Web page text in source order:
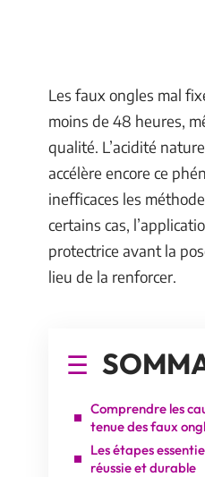
Les faux ongles mal
moins de 48 heures,
qualité. L’acidité
accélère encore ce
inefficaces les
certains cas,
protectrice avant la
lieu de la renforcer.
Comprendre les
tenue des faux
Les étapes
réussie et durable